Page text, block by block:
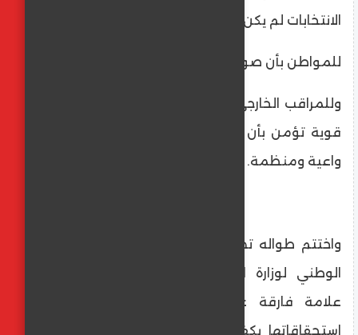
الانتخابات لم يكن مجرد تأمين، بل رسالة واضحة:
للمواطن بأن صوته محفوظ وحقه مصان.
وللمراقب الخارجي بأن الدولة تمتلك مؤسسات
قوية تؤمن بأن الديمقراطية تحتاج إلى حماية
واعية ومنظمة.
واختتم طواله تصريحاته بالتأكيد على أن الدور
الوطني لوزارة الداخلية في الانتخابات يمثل
علامة فارقة على قدرة الدولة في إدارة
استحقاقاتها بكفاءة ومسؤولية، مستندة إلى